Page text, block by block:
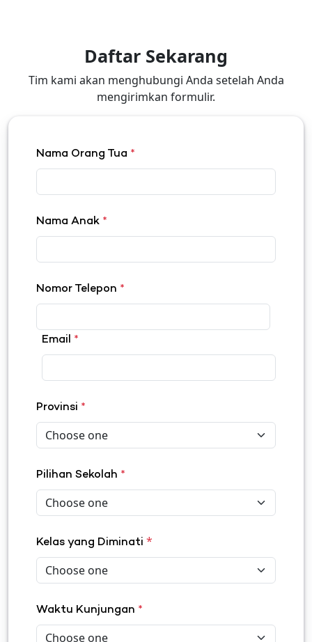
Daftar Sekarang
Tim kami akan menghubungi Anda setelah Anda
mengirimkan formulir.
Nama Orang Tua *
Nama Anak *
Nomor Telepon *
Email *
Provinsi *
Pilihan Sekolah *
Kelas yang Diminati *
Waktu Kunjungan *